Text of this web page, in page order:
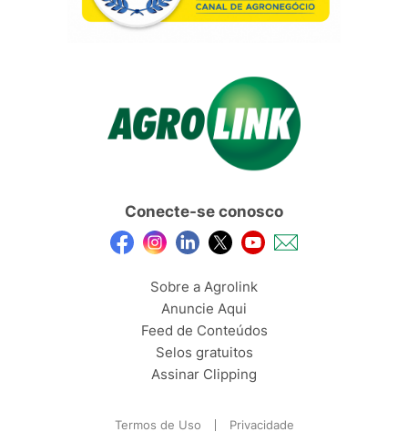
Conecte-se conosco
Sobre a Agrolink
Anuncie Aqui
Feed de Conteúdos
Selos gratuitos
Assinar Clipping
Termos de Uso Privacidade